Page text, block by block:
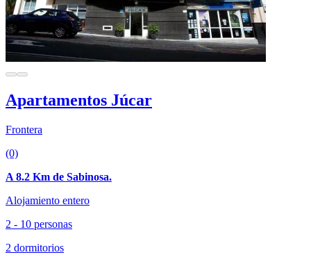
Apartamentos Júcar
Frontera
(0)
A 8.2 Km de Sabinosa.
Alojamiento entero
2 - 10 personas
2 dormitorios